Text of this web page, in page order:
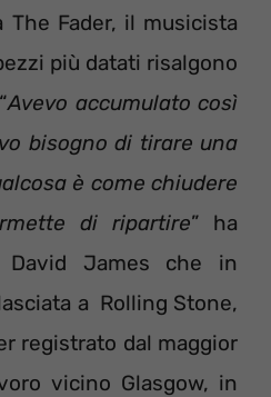
The Fader, il musicista
più datati risalgono
Avevo accumulato così
bisogno di tirare una
è come chiudere
di ripartire” ha
David James che in
a Rolling Stone,
registrato dal maggior
vicino Glasgow, in